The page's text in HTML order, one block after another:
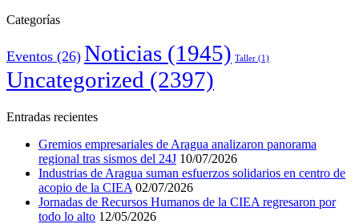
Categorías
Eventos (26) Noticias (1945) Taller (1)
Uncategorized (2397)
Entradas recientes
Gremios empresariales de Aragua analizaron panorama
regional tras sismos del 24J 10/07/2026
Industrias de Aragua suman esfuerzos solidarios en centro de
acopio de la CIEA 02/07/2026
Jornadas de Recursos Humanos de la CIEA regresaron por
todo lo alto 12/05/2026